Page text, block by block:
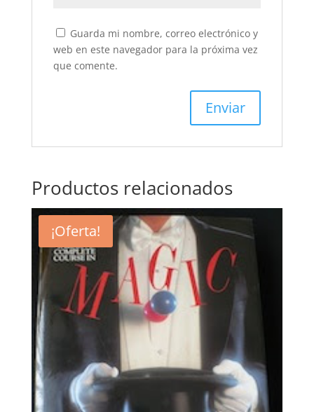
Guarda mi nombre, correo electrónico y
web en este navegador para la próxima vez
que comente.
Productos relacionados
¡Oferta!